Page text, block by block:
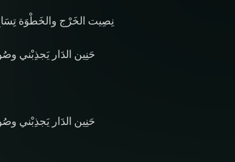
نِصِيت الخَرْج والخَطْوَة
حَنِين الدَار يَجذِبْني
حَنِين الدَار يَجذِبْني